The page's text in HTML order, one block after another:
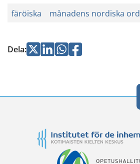
färöiska månadens nordiska ord
Dela:Jaa Jaa Jaa
Jaa